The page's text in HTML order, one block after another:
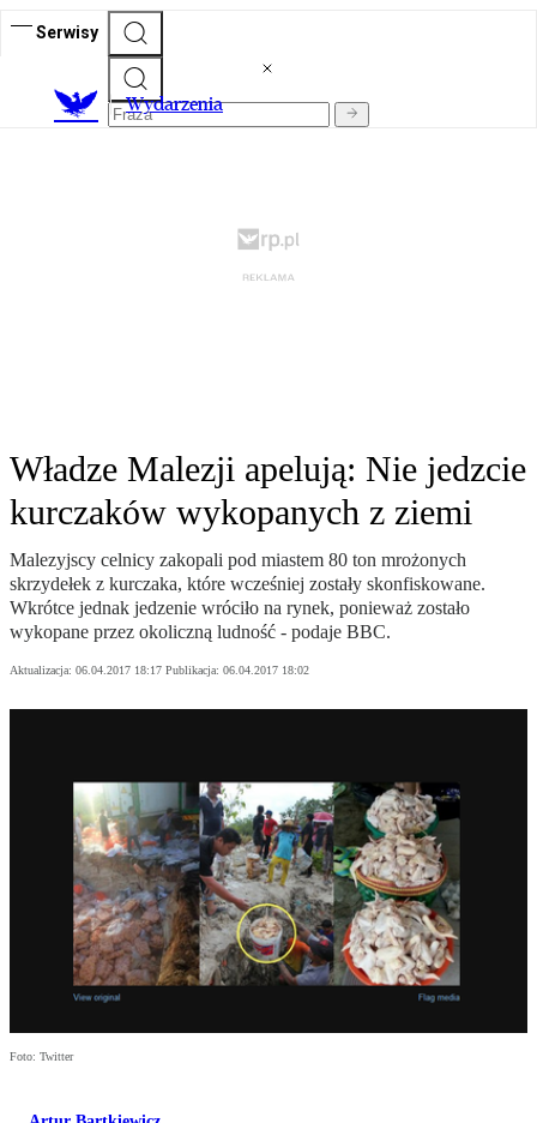
Serwisy
Wydarzenia
Władze Malezji apelują: Nie jedzcie
kurczaków wykopanych z ziemi
Malezyjscy celnicy zakopali pod miastem 80 ton mrożonych
skrzydełek z kurczaka, które wcześniej zostały skonfiskowane.
Wkrótce jednak jedzenie wróciło na rynek, ponieważ zostało
wykopane przez okoliczną ludność - podaje BBC.
Aktualizacja: 06.04.2017 18:17 Publikacja: 06.04.2017 18:02
Foto: Twitter